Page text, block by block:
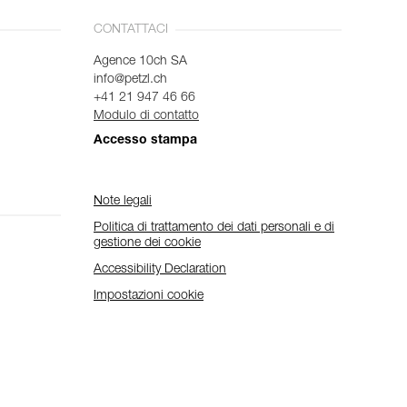
CONTATTACI
Agence 10ch SA
info@petzl.ch
+41 21 947 46 66
Modulo di contatto
Accesso stampa
Note legali
Politica di trattamento dei dati personali e di
gestione dei cookie
Accessibility Declaration
Impostazioni cookie